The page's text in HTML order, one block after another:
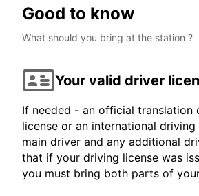
Good to know
What should you bring at the station ?
Your valid driver
If needed - an official translation
license or an international
main driver and any additional
that if your driving license was
you must bring both parts of